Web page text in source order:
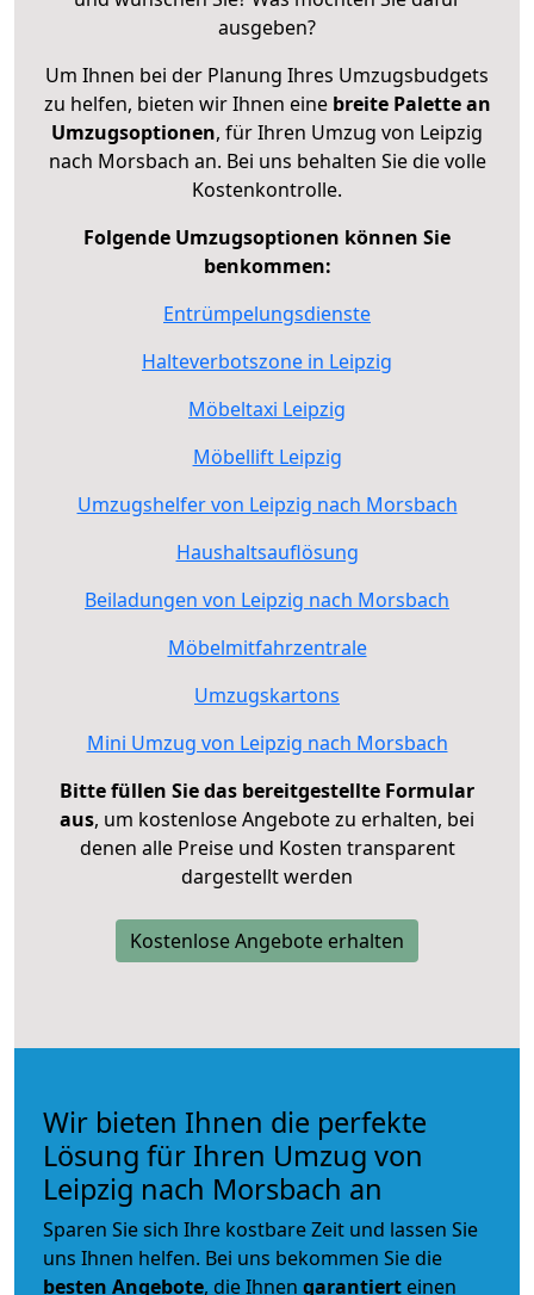
ausgeben?
Um Ihnen bei der Planung Ihres Umzugsbudgets
zu helfen, bieten wir Ihnen eine breite Palette an
Umzugsoptionen, für Ihren Umzug von Leipzig
nach Morsbach an. Bei uns behalten Sie die volle
Kostenkontrolle.
Folgende Umzugsoptionen können Sie
benkommen:
Entrümpelungsdienste
Halteverbotszone in Leipzig
Möbeltaxi Leipzig
Möbellift Leipzig
Umzugshelfer von Leipzig nach Morsbach
Haushaltsauflösung
Beiladungen von Leipzig nach Morsbach
Möbelmitfahrzentrale
Umzugskartons
Mini Umzug von Leipzig nach Morsbach
Bitte füllen Sie das bereitgestellte Formular
aus, um kostenlose Angebote zu erhalten, bei
denen alle Preise und Kosten transparent
dargestellt werden
Kostenlose Angebote erhalten
Wir bieten Ihnen die perfekte
Lösung für Ihren Umzug von
Leipzig nach Morsbach an
Sparen Sie sich Ihre kostbare Zeit und lassen Sie
uns Ihnen helfen. Bei uns bekommen Sie die
besten Angebote, die Ihnen garantiert einen